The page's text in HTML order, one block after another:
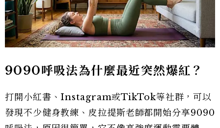
9090呼吸法為什麼最近突然爆紅？
打開小紅書、Instagram或TikTok等社群，可以
發現不少健身教練、皮拉提斯老師都開始分享9090